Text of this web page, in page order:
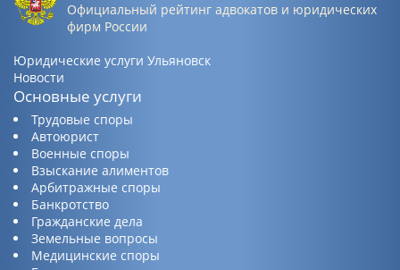
Официальный рейтинг адвокатов и юридических
фирм России
Юридические услуги Ульяновск
Новости
Основные услуги
Трудовые споры
Автоюрист
Военные споры
Взыскание алиментов
Арбитражные споры
Банкротство
Гражданские дела
Земельные вопросы
Медицинские споры